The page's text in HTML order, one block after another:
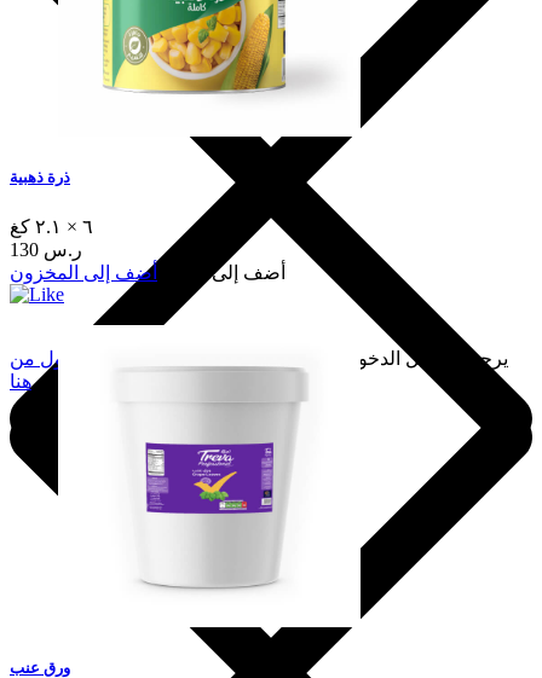
ذرة ذهبية
٦ × ٢.١ كغ
130 ر.س
أضف إلى السلة
أضف إلى المخزون
يرجى تسجيل الدخول لإضافة هذا إلى المفضلة.
سجّل الدخول من
هنا
ورق عنب